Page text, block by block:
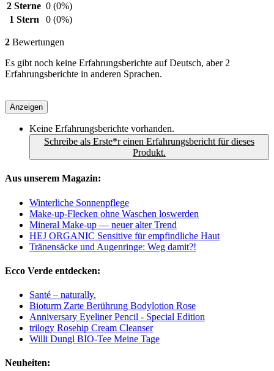
2 Sterne 0 (0%)
1 Stern
0 (0%)
2 Bewertungen
Es gibt noch keine Erfahrungsberichte auf Deutsch, aber 2
Erfahrungsberichte in anderen Sprachen.
Anzeigen
Keine Erfahrungsberichte vorhanden.
Schreibe als Erste*r einen Erfahrungsbericht für dieses
Produkt.
Aus unserem Magazin:
Winterliche Sonnenpflege
Make-up-Flecken ohne Waschen loswerden
Mineral Make-up — neuer alter Trend
HEJ ORGANIC Sensitive für empfindliche Haut
Tränensäcke und Augenringe: Weg damit?!
Ecco Verde entdecken:
Santé – naturally.
Bioturm Zarte Berührung Bodylotion Rose
Anniversary Eyeliner Pencil - Special Edition
trilogy Rosehip Cream Cleanser
Willi Dungl BIO-Tee Meine Tage
Neuheiten: